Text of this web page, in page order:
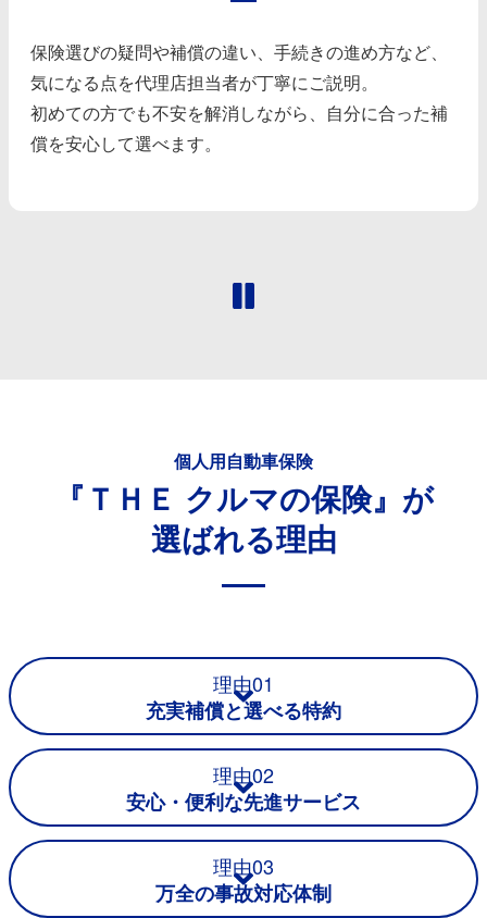
保険選びの疑問や補償の違い、手続きの進め方など、
気になる点を代理店担当者が丁寧にご説明。
初めての方でも不安を解消しながら、自分に合った補
償を安心して選べます。
個人用自動車保険
『ＴＨＥ クルマの保険』が
選ばれる理由
理由01
充実補償と選べる特約
理由02
安心・便利な先進サービス
理由03
万全の事故対応体制